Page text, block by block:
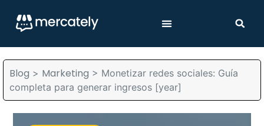
Blog > Marketing > Monetizar redes sociales: Guía
completa para generar ingresos [year]